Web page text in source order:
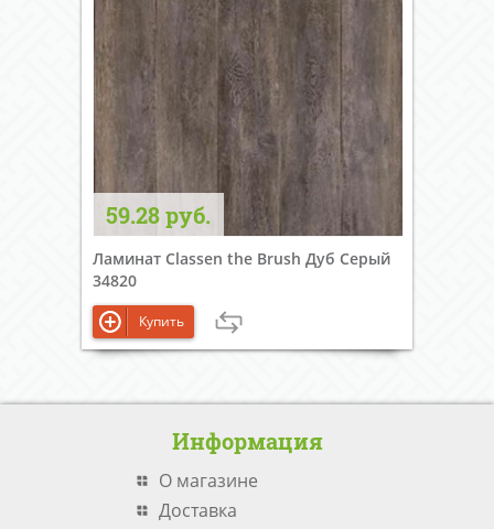
59.28 руб.
Ламинат Classen the Brush Дуб Серый
34820
Купить
Информация
О магазине
Доставка